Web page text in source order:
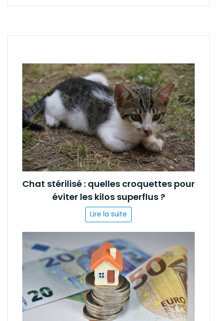
Chat stérilisé : quelles croquettes pour
éviter les kilos superflus ?
Lire la suite